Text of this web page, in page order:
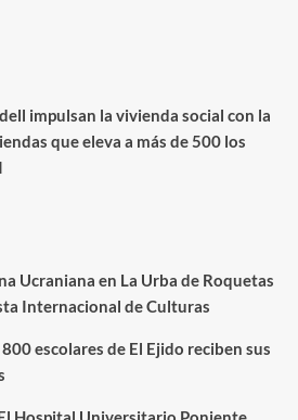
impulsan la vivienda social con la
que eleva a más de 500 los
Ucraniana en La Urba de Roquetas
Internacional de Culturas
escolares de El Ejido reciben sus